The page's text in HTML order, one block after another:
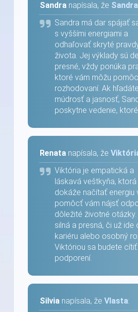
Sandra napísala, že Sandra
Sandra má dar spájať
s vyššími energiami a
odhaľovať skryté
života. Jej výklady sú
presné, vždy ponúka
ktoré vám môžu
rozhodovaní. Ak
múdrosť a jasnosť,
poskytne vedenie,
Renata napísala, že
Viktória je empatická a
láskavá veštkyňa, ktorá
dokáže načítať energiu
pomôcť vám nájsť
dôležité životné
silná a presná, či už ide
kariéru alebo osobný
Viktóriou sa budete
podporení.
Silvia napísala, že Vlasta: